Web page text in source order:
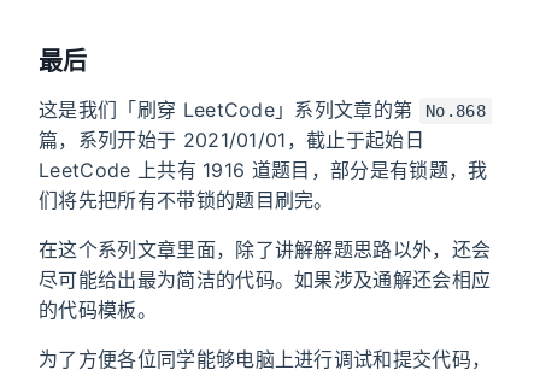
最后
这是我们「刷穿 LeetCode」系列文章的第 No.868
篇，系列开始于 2021/01/01，截止于起始日
LeetCode 上共有 1916 道题目，部分是有锁题，我
们将先把所有不带锁的题目刷完。
在这个系列文章里面，除了讲解解题思路以外，还会
尽可能给出最为简洁的代码。如果涉及通解还会相应
的代码模板。
为了方便各位同学能够电脑上进行调试和提交代码，